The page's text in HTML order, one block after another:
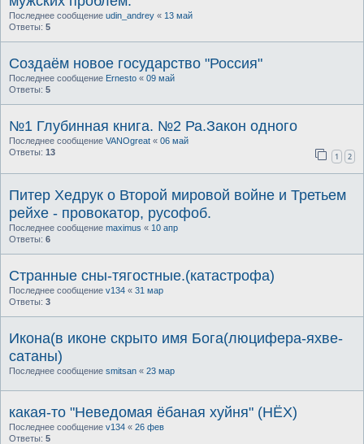
Последнее сообщение udin_andrey « 13 май
Ответы: 5
Создаём новое государство "Россия"
Последнее сообщение Ernesto « 09 май
Ответы: 5
№1 Глубинная книга. №2 Ра.Закон одного
Последнее сообщение VANOgreat « 06 май
Ответы: 13 1 2
Питер Хедрук о Второй мировой войне и Третьем
рейхе - провокатор, русофоб.
Последнее сообщение maximus « 10 апр
Ответы: 6
Странные сны-тягостные.(катастрофа)
Последнее сообщение v134 « 31 мар
Ответы: 3
Икона(в иконе скрыто имя Бога(люцифера-яхве-
сатаны)
Последнее сообщение smitsan « 23 мар
какая-то "Неведомая ёбаная хуйня" (НЁХ)
Последнее сообщение v134 « 26 фев
Ответы: 5